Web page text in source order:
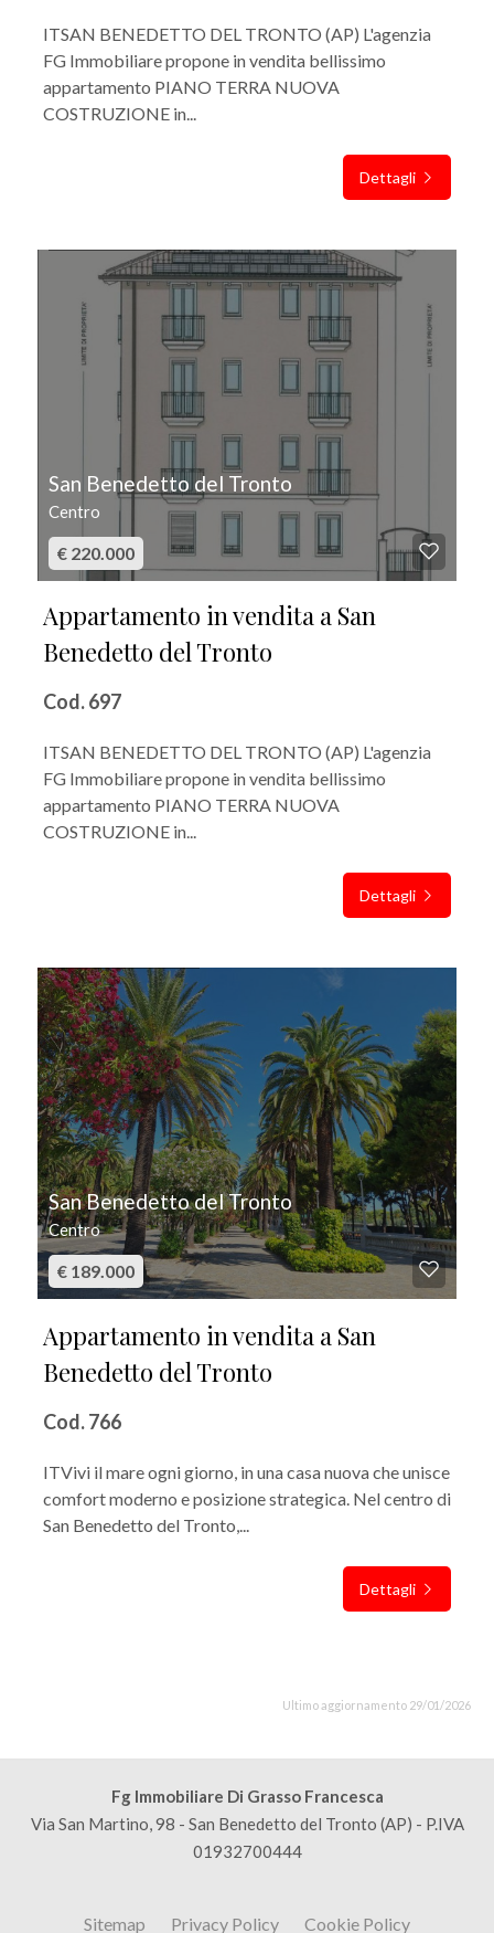
ITSAN BENEDETTO DEL TRONTO (AP) L'agenzia
FG Immobiliare propone in vendita bellissimo
appartamento PIANO TERRA NUOVA
COSTRUZIONE in...
Dettagli
San Benedetto del Tronto
Centro
€ 220.000
Appartamento in vendita a San
Benedetto del Tronto
Cod. 697
ITSAN BENEDETTO DEL TRONTO (AP) L'agenzia
FG Immobiliare propone in vendita bellissimo
appartamento PIANO TERRA NUOVA
COSTRUZIONE in...
Dettagli
San Benedetto del Tronto
Centro
€ 189.000
Appartamento in vendita a San
Benedetto del Tronto
Cod. 766
ITVivi il mare ogni giorno, in una casa nuova che unisce
comfort moderno e posizione strategica. Nel centro di
San Benedetto del Tronto,...
Dettagli
Ultimo aggiornamento 29/01/2026
Fg Immobiliare Di Grasso Francesca
Via San Martino, 98 - San Benedetto del Tronto (AP) - P.IVA
01932700444
Sitemap Privacy Policy Cookie Policy